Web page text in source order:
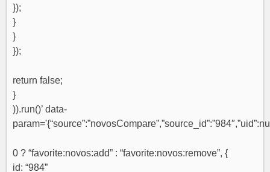
});
}
}
});
return false;
}
)).run()’ data-
0 ? “favorite:novos:add” : “favorite:novos:remove”, {
id: “984”